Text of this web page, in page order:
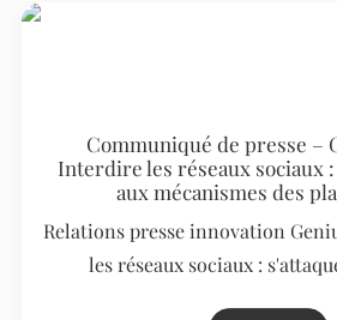
Communiqué de presse –
Interdire les réseaux sociaux :
aux mécanismes des
Relations presse innovation
les réseaux sociaux :